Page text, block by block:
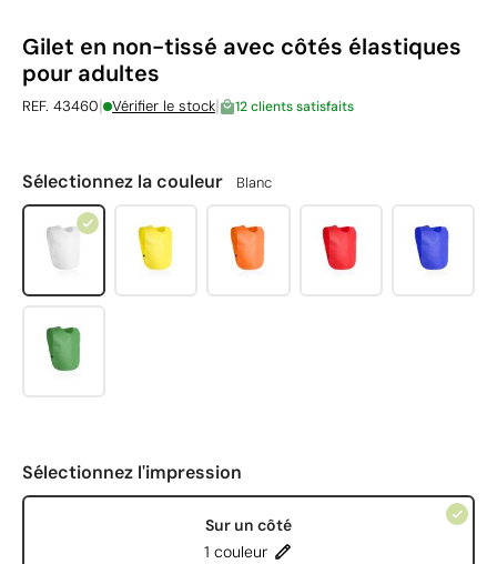
Gilet en non-tissé avec côtés élastiques
pour adultes
REF. 43460| Vérifier le stock| 12 clients satisfaits
Sélectionnez la couleur Blanc
Sélectionnez l'impression
Sur un côté
1 couleur